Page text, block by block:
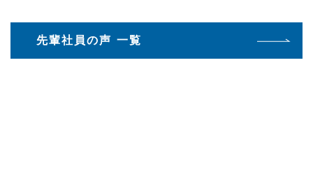
先輩社員の声 一覧